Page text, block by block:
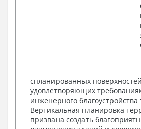
Поэтажные
Разрезы и состав
Фасады с ведомостью
Экспликация полов
Объемы основных
Архитектурные узлы в
2. Конструктивный раздел:
спланированных
удовлетворяющих
инженерного
Вертикальная планировка
призвана создать